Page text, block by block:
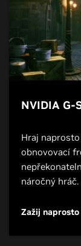
NVIDIA G-
Hraj
obnovovací
náročný hráč.
Zažij